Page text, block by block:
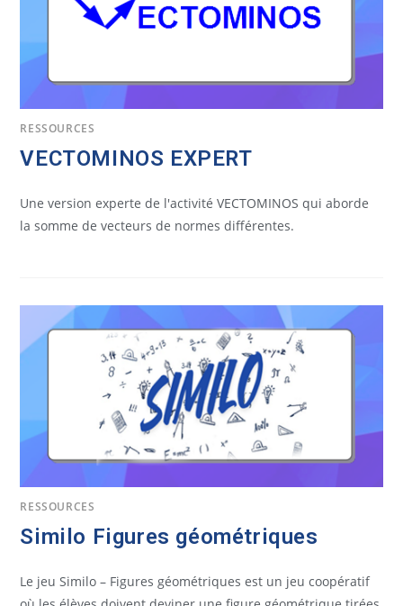
RESSOURCES
VECTOMINOS EXPERT
Une version experte de l'activité VECTOMINOS qui aborde
la somme de vecteurs de normes différentes.
RESSOURCES
Similo Figures géométriques
Le jeu Similo – Figures géométriques est un jeu coopératif